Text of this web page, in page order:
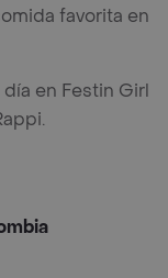
favorita en
en Festin Girl